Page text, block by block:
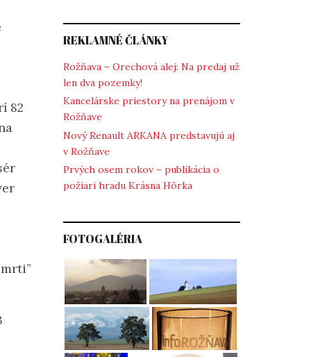
82
REKLAMNÉ ČLÁNKY
Rožňava – Orechová alej: Na predaj už
len dva pozemky!
Kancelárske priestory na prenájom v
Rožňave
Nový Renault ARKANA predstavujú aj
v Rožňave
Prvých osem rokov – publikácia o
požiari hradu Krásna Hôrka
FOTOGALÉRIA